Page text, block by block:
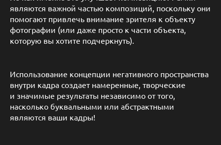
являются важной частью композиций, поскольку они
помогают привлечь внимание зрителя к объекту
фотографии (или даже просто к части объекта,
которую вы хотите подчеркнуть).
Использование концепции негативного пространства
внутри кадра создает намеренные, творческие
и значимые результаты независимо от того,
насколько буквальными или абстрактными
являются ваши кадры!